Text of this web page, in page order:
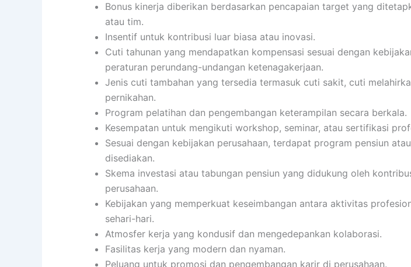
Bonus kinerja diberikan berdasarkan pencapaian target yang
atau tim.
Insentif untuk kontribusi luar biasa atau inovasi.
Cuti tahunan yang mendapatkan kompensasi sesuai dengan
peraturan perundang-undangan ketenagakerjaan.
Jenis cuti tambahan yang tersedia termasuk cuti sakit, cuti
pernikahan.
Program pelatihan dan pengembangan keterampilan secara berkala.
Kesempatan untuk mengikuti workshop, seminar, atau sertifikasi
Sesuai dengan kebijakan perusahaan, terdapat program pensiun
disediakan.
Skema investasi atau tabungan pensiun yang didukung oleh
perusahaan.
Kebijakan yang memperkuat keseimbangan antara aktivitas
sehari-hari.
Atmosfer kerja yang kondusif dan mengedepankan kolaborasi.
Fasilitas kerja yang modern dan nyaman.
Peluang untuk promosi dan pengembangan karir di perusahaan.